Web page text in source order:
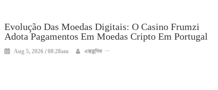
Evolução Das Moedas Digitais: O Casino Frumzi
Adota Pagamentos Em Moedas Cripto Em Portugal
Aug 5, 2026 / 08:28am এক্সক্লুসিভ